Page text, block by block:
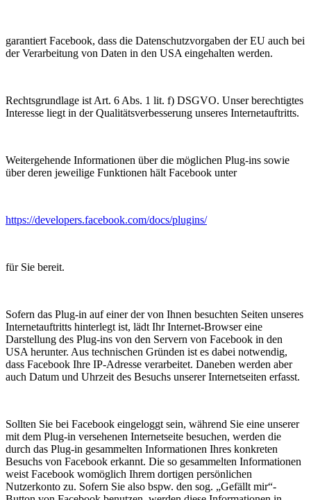
garantiert Facebook, dass die Datenschutzvorgaben der EU auch bei
der Verarbeitung von Daten in den USA eingehalten werden.
Rechtsgrundlage ist Art. 6 Abs. 1 lit. f) DSGVO. Unser berechtigtes
Interesse liegt in der Qualitätsverbesserung unseres Internetauftritts.
Weitergehende Informationen über die möglichen Plug-ins sowie
über deren jeweilige Funktionen hält Facebook unter
https://developers.facebook.com/docs/plugins/
für Sie bereit.
Sofern das Plug-in auf einer der von Ihnen besuchten Seiten unseres
Internetauftritts hinterlegt ist, lädt Ihr Internet-Browser eine
Darstellung des Plug-ins von den Servern von Facebook in den
USA herunter. Aus technischen Gründen ist es dabei notwendig,
dass Facebook Ihre IP-Adresse verarbeitet. Daneben werden aber
auch Datum und Uhrzeit des Besuchs unserer Internetseiten erfasst.
Sollten Sie bei Facebook eingeloggt sein, während Sie eine unserer
mit dem Plug-in versehenen Internetseite besuchen, werden die
durch das Plug-in gesammelten Informationen Ihres konkreten
Besuchs von Facebook erkannt. Die so gesammelten Informationen
weist Facebook womöglich Ihrem dortigen persönlichen
Nutzerkonto zu. Sofern Sie also bspw. den sog. „Gefällt mir“-